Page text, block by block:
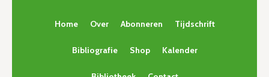
Home Over Abonneren Tijdschrift
Bibliografie Shop Kalender